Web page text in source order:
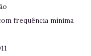
frequência mínima